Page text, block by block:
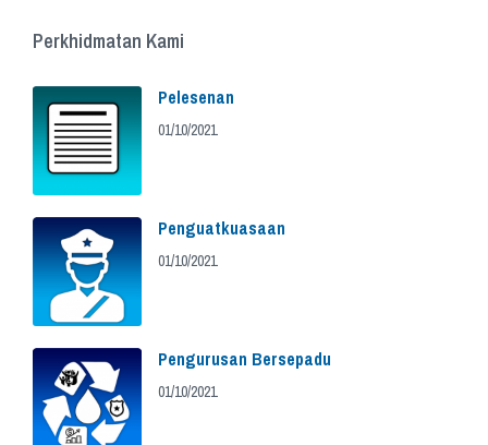
Perkhidmatan Kami
Pelesenan
01/10/2021
Penguatkuasaan
01/10/2021
Pengurusan Bersepadu
01/10/2021